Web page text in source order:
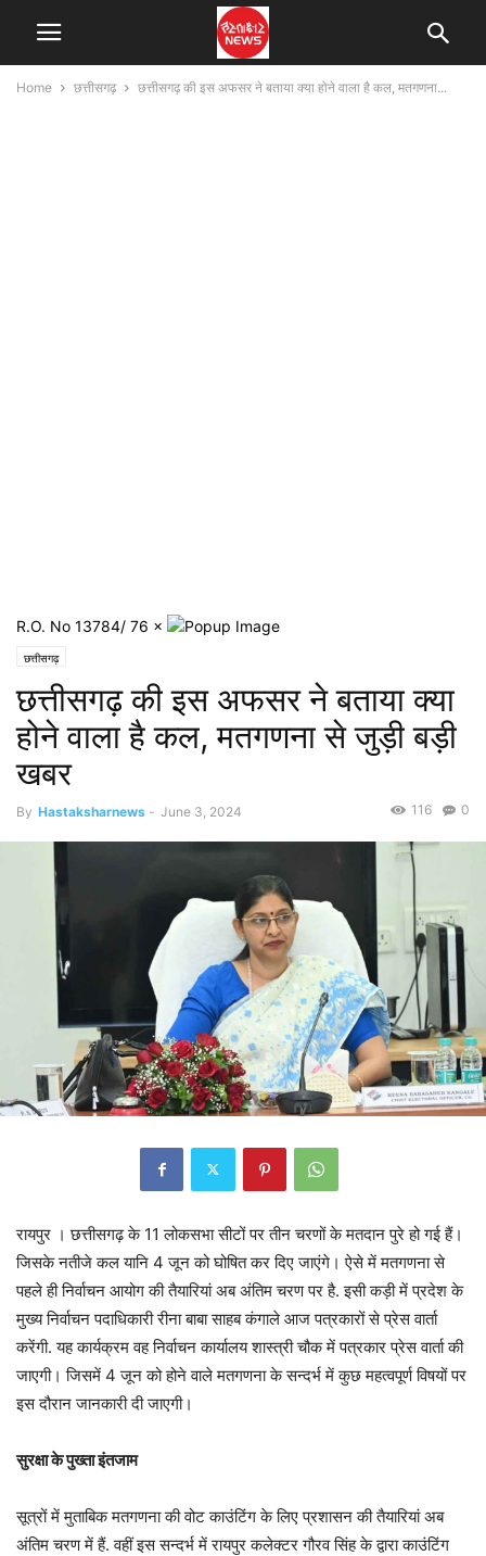
Home छत्तीसगढ़ छत्तीसगढ़ की इस अफसर ने बताया क्या होने वाला है कल, मतगणना...
R.O. No 13784/ 76 ×
छत्तीसगढ़
छत्तीसगढ़ की इस अफसर ने बताया क्या
होने वाला है कल, मतगणना से जुड़ी बड़ी
खबर
By Hastaksharnews - June 3, 2024 0
116
रायपुर । छत्तीसगढ़ के 11 लोकसभा सीटों पर तीन चरणों के मतदान पुरे हो गई हैं।
जिसके नतीजे कल यानि 4 जून को घोषित कर दिए जाएंगे। ऐसे में मतगणना से
पहले ही निर्वाचन आयोग की तैयारियां अब अंतिम चरण पर है. इसी कड़ी में प्रदेश के
मुख्य निर्वाचन पदाधिकारी रीना बाबा साहब कंगाले आज पत्रकारों से प्रेस वार्ता
करेंगी. यह कार्यक्रम वह निर्वाचन कार्यालय शास्त्री चौक में पत्रकार प्रेस वार्ता की
जाएगी। जिसमें 4 जून को होने वाले मतगणना के सन्दर्भ में कुछ महत्वपूर्ण विषयों पर
इस दौरान जानकारी दी जाएगी।
सुरक्षा के पुख्ता इंतजाम
सूत्रों में मुताबिक मतगणना की वोट काउंटिंग के लिए प्रशासन की तैयारियां अब
अंतिम चरण में हैं. वहीं इस सन्दर्भ में रायपुर कलेक्टर गौरव सिंह के द्वारा काउंटिंग